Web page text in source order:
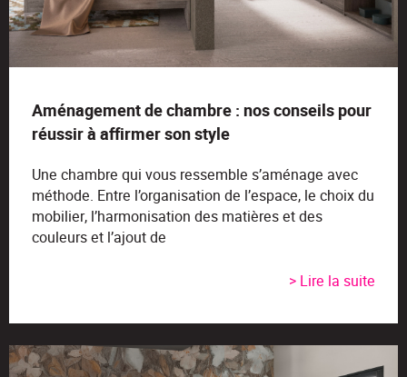
Aménagement de chambre : nos conseils pour
réussir à affirmer son style
Une chambre qui vous ressemble s’aménage avec
méthode. Entre l’organisation de l’espace, le choix du
mobilier, l’harmonisation des matières et des
couleurs et l’ajout de
> Lire la suite